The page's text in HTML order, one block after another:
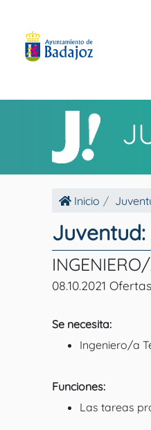
Inicio
08.10.2021
Se necesita:
Ingeniero/a
Funciones:
Las tareas